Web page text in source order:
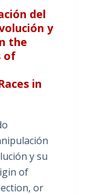
del
y
the
of
in
y su
of
or